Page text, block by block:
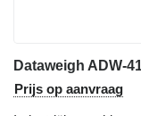
Dataweigh ADW-
Prijs op aanvraag